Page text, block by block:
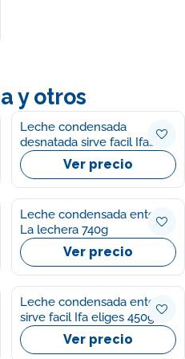
y otros
Leche condensada
desnatada sirve facil Ifa
eliges 450gVer precio
Leche condensada entera
La lechera 740g
Ver precio
Leche condensada entera
sirve facil Ifa eliges 450g
Ver precio